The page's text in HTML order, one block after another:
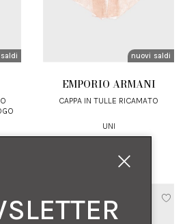
saldi nuovi arrivi
saldi
EMPORIO ARMANI
CAPPA IN TULLE RICAMATO
UNI
€ 182.00